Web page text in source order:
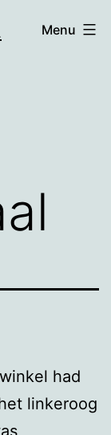
Menu
had
linkeroog